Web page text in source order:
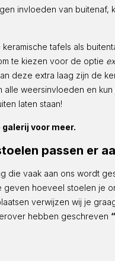
invloeden van buitenaf,
tafels als
te kiezen voor de optie
deze extra laag zijn de
alle weersinvloeden en
laten staan!
galerij voor meer.
passen er
die vaak aan ons wordt
geven hoeveel stoelen je
verwijzen wij je
hebben geschreven